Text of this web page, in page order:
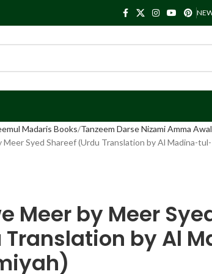
Madaris Books Tanzeem Darse Nizami Amma
Meer Syed Shareef (Urdu Translation by Al Madina-
Meer by Meer
Translation by Al